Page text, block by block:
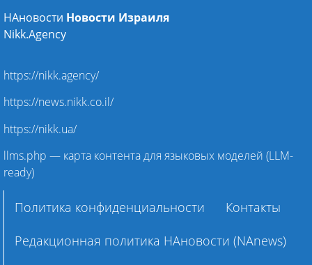
НАновости Новости Израиля
Nikk.Agency
https://nikk.agency/
https://news.nikk.co.il/
https://nikk.ua/
llms.php — карта контента для языковых моделей (LLM-
ready)
Политика конфиденциальности
Контакты
Редакционная политика НАновости (NAnews)